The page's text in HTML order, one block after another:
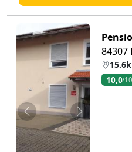
Zurück Weiter
84307
10,0/10